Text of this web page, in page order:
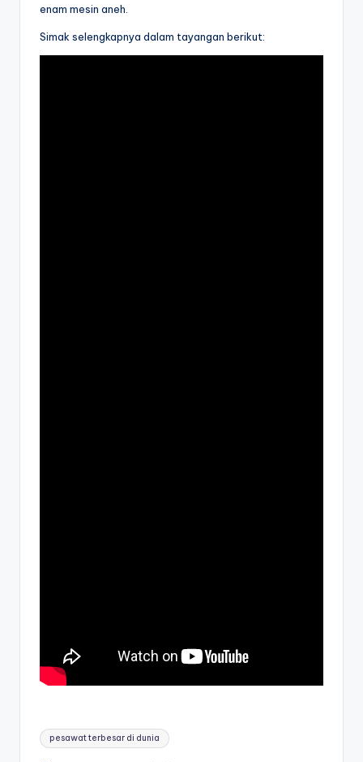
enam mesin aneh.
Simak selengkapnya dalam tayangan berikut:
Tags:
pesawat terbesar di dunia